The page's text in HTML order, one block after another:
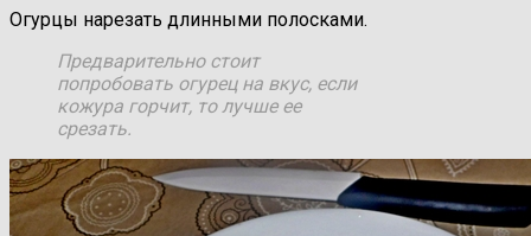
Огурцы нарезать длинными полосками.
Предварительно стоит
попробовать огурец на вкус, если
кожура горчит, то лучше ее
срезать.